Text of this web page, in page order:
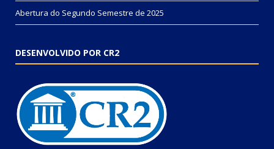
Abertura do Segundo Semestre de 2025
DESENVOLVIDO POR CR2